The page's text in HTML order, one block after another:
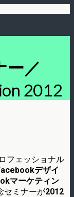
ー／
2012
フェッショナル
デザイ
マーケティン
セミナーが2012